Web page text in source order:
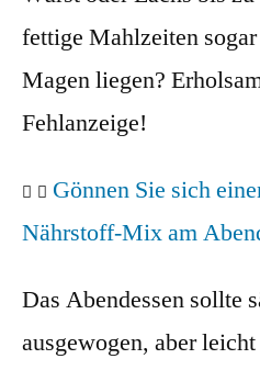
fettige Mahlzeiten
Magen liegen?
Fehlanzeige!
Gönnen Sie sich
Nährstoff-Mix am
Das Abendessen sollte
ausgewogen, aber